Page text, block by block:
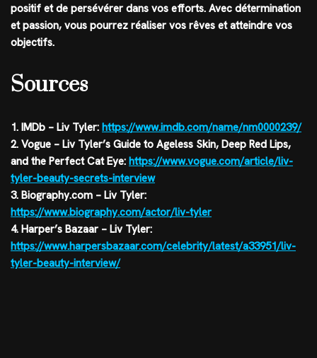
positif et de persévérer dans vos efforts. Avec détermination
et passion, vous pourrez réaliser vos rêves et atteindre vos
objectifs.
Sources
1. IMDb – Liv Tyler: https://www.imdb.com/name/nm0000239/
2. Vogue – Liv Tyler’s Guide to Ageless Skin, Deep Red Lips,
and the Perfect Cat Eye: https://www.vogue.com/article/liv-
tyler-beauty-secrets-interview
3. Biography.com – Liv Tyler:
https://www.biography.com/actor/liv-tyler
4. Harper’s Bazaar – Liv Tyler:
https://www.harpersbazaar.com/celebrity/latest/a33951/liv-
tyler-beauty-interview/